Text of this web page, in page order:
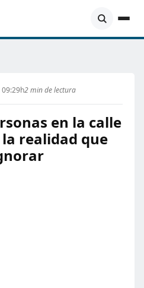
09:29h2 min de lectura
en la calle
realidad que